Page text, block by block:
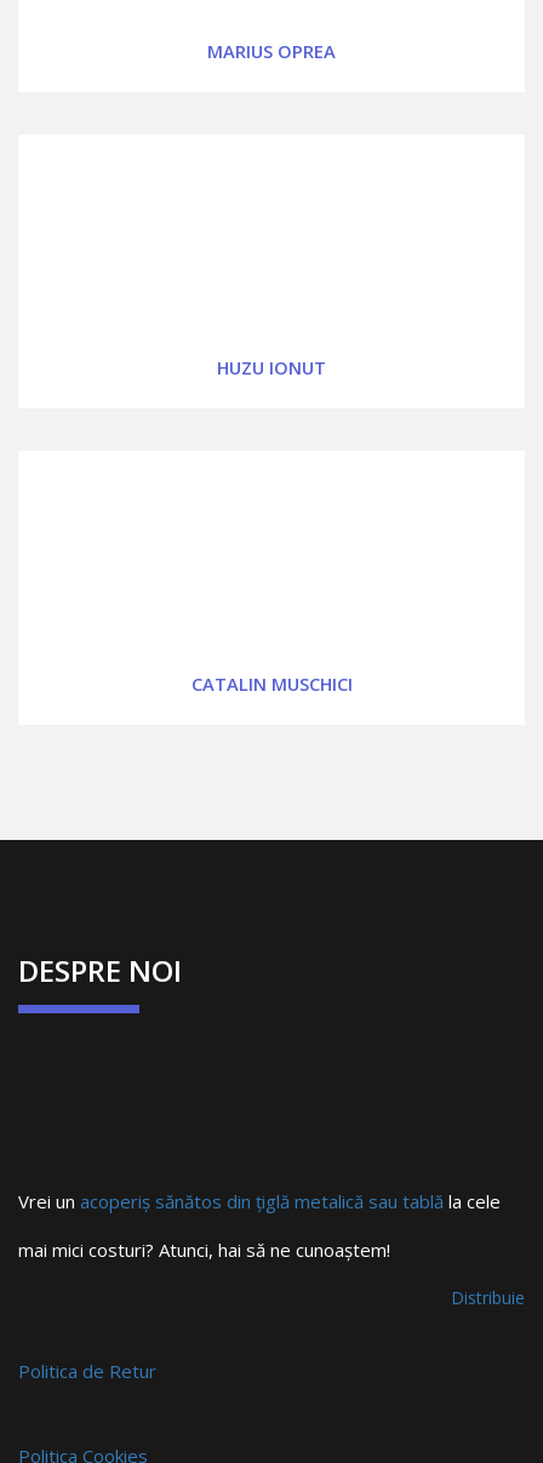
MARIUS OPREA
HUZU IONUT
CATALIN MUSCHICI
DESPRE NOI
Vrei un acoperiș sănătos din țiglă metalică sau tablă la cele
mai mici costuri? Atunci, hai să ne cunoaștem!
Distribuie
Politica de Retur
Politica Cookies